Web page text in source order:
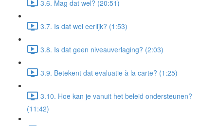
3.6. Mag dat wel? (20:51)
3.7. Is dat wel eerlijk? (1:53)
3.8. Is dat geen niveauverlaging? (2:03)
3.9. Betekent dat evaluatie à la carte? (1:25)
3.10. Hoe kan je vanuit het beleid ondersteunen?
(11:42)